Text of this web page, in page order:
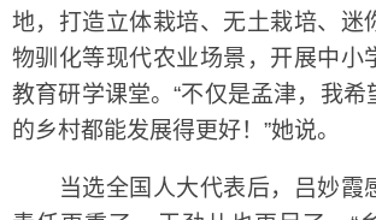
地，打造立体栽培、无土栽培、迷
物驯化等现代农业场景，开展中小
教育研学课堂。“不仅是孟津，我希
的乡村都能发展得更好！”她说。
当选全国人大代表后，吕妙霞